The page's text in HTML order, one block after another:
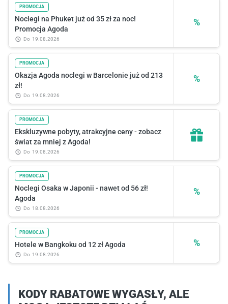
%
PROMOCJA
Noclegi na Phuket już od 35 zł za noc!
Promocja Agoda
do 19.08.2026
%
PROMOCJA
Okazja Agoda noclegi w Barcelonie już od 213
zł!
do 19.08.2026
PROMOCJA
Ekskluzywne pobyty, atrakcyjne ceny - zobacz
świat za mniej z Agoda!
do 19.08.2026
%
PROMOCJA
Noclegi Osaka w Japonii - nawet od 56 zł!
Agoda
do 18.08.2026
%
PROMOCJA
Hotele w Bangkoku od 12 zł Agoda
do 19.08.2026
KODY RABATOWE WYGASŁY, ALE